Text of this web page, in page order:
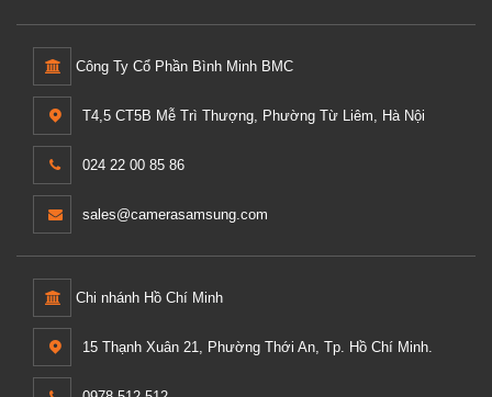
Công Ty Cổ Phần Bình Minh BMC
T4,5 CT5B Mễ Trì Thượng, Phường Từ Liêm, Hà Nội
024 22 00 85 86
sales@camerasamsung.com
Chi nhánh Hồ Chí Minh
15 Thạnh Xuân 21, Phường Thới An, Tp. Hồ Chí Minh.